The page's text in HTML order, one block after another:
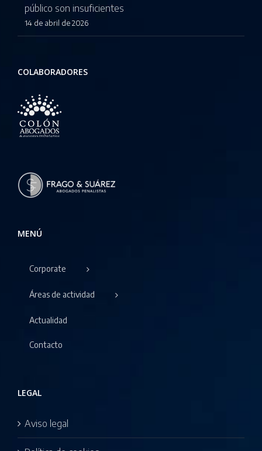
público son insuficientes
14 de abril de 2026
COLABORADORES
MENÚ
Corporate
Áreas de actividad
Actualidad
Contacto
LEGAL
Aviso legal